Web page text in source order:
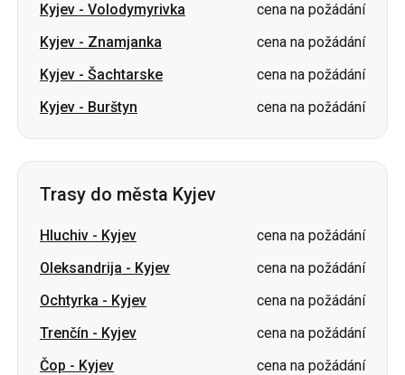
Kyjev - Volodymyrivka
cena na požádání
Kyjev - Znamjanka
cena na požádání
Kyjev - Šachtarske
cena na požádání
Kyjev - Burštyn cena na požádání
Trasy do města Kyjev
Hluchiv - Kyjev
cena na požádání
Oleksandrija - Kyjev
cena na požádání
Ochtyrka - Kyjev
cena na požádání
Trenčín - Kyjev
cena na požádání
Čop - Kyjev
cena na požádání